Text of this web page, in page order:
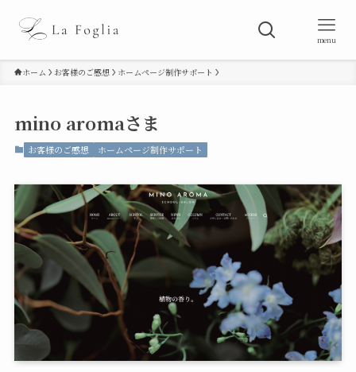
menu
ホーム お客様のご感想 ホームページ制作サポート
mino aromaさま
お客様のご感想 ホームページ制作サポート